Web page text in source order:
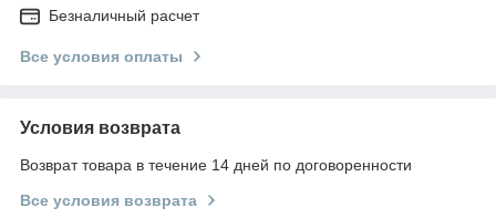
Безналичный расчет
Все условия оплаты
Условия возврата
Возврат товара в течение 14 дней по договоренности
Все условия возврата